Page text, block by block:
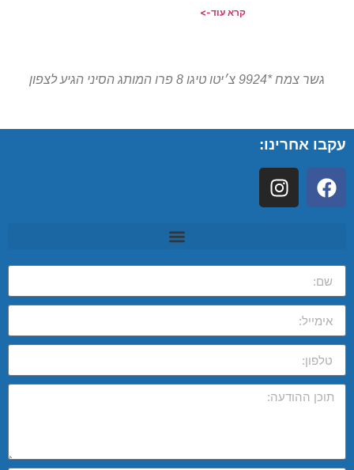
קרא עוד->
גשר צמח *9924 צ׳יטו טיגו 8 פרו המותג הסיני הגיע לצפון
עקבו אחרינו: